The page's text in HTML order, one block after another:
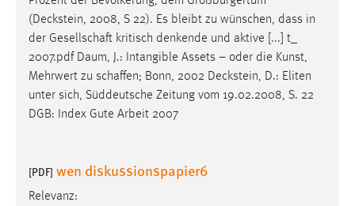
(Deckstein, 2008, S 22). Es bleibt zu wünschen, dass in
der Gesellschaft kritisch denkende und aktive [...] t_
2007.pdf Daum, J.: Intangible Assets – oder die Kunst,
Mehrwert zu schaffen; Bonn, 2002 Deckstein, D.: Eliten
unter sich, Süddeutsche Zeitung vom 19.02.2008, S. 22
DGB: Index Gute Arbeit 2007
[PDF] wen diskussionspapier6
Relevanz:
STATISTIK
Statistik Cookies erfassen Informationen anonym.
Diese Informationen helfen uns zu verstehen, wie
Matomo
Name: